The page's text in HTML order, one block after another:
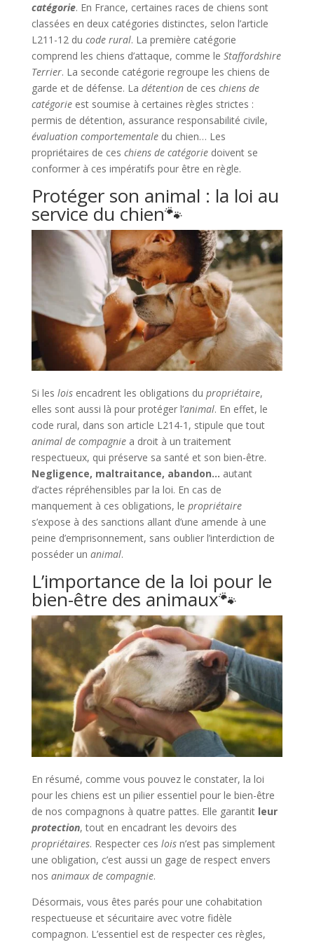
catégorie. En France, certaines races de chiens sont
classées en deux catégories distinctes, selon l’article
L211-12 du code rural. La première catégorie
comprend les chiens d’attaque, comme le Staffordshire
Terrier. La seconde catégorie regroupe les chiens de
garde et de défense. La détentionde ces chiens de
catégorieest soumise à certaines règles strictes :
permis de détention, assurance responsabilité civile,
évaluation comportementaledu chien… Les
propriétaires de ces chiens de catégoriedoivent se
conformer à ces impératifs pour être en règle.
Protéger son animal : la loi au
service du chien🐾​
Si les loisencadrent les obligations du propriétaire,
elles sont aussi là pour protéger l’animal. En effet, le
code rural, dans son article L214-1, stipule que tout
animal de compagniea droit à un traitement
respectueux, qui préserve sa santé et son bien-être.
Negligence, maltraitance, abandon… autant
d’actes répréhensibles par la loi. En cas de
manquement à ces obligations, le propriétaire
s’expose à des sanctions allant d’une amende à une
peine d’emprisonnement, sans oublier l’interdiction de
posséder un animal.
L’importance de la loi pour le
bien-être des animaux🐾​
En résumé, comme vous pouvez le constater, la loi
pour les chiens est un pilier essentiel pour le bien-être
de nos compagnons à quatre pattes. Elle garantit leur
protection, tout en encadrant les devoirs des
propriétaires. Respecter ces loisn’est pas simplement
une obligation, c’est aussi un gage de respect envers
nos animaux de compagnie.
Désormais, vous êtes parés pour une cohabitation
respectueuse et sécuritaire avec votre fidèle
compagnon. L’essentiel est de respecter ces règles,